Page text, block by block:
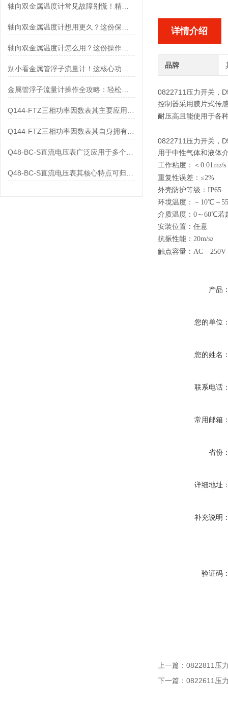
轴向双金属温度计常见故障别慌！精准定位，轻松搞定难题
轴向双金属温度计怎么用？这份操作指南，新手也能快速拿捏！
金属管浮子流量计操作全攻略：轻松拿捏，精准掌控每一步！
Q144-FTZ三相功率因数表其自身拥有怎样的功能呢？
详情介绍
品牌
0822711压力开关，
控制器采用膜片式传
耐压高且能使用于各
0822711压力开关，
用于中性气体和液体
工作粘度：＜0.01m2/s
重复性误差：≤2%
外壳防护等级：IP65
环境温度：－10℃ ～
介质温度：0～60℃若
安装位置：任意
抗振性能：20m/s2
触点容量：AC
产品
您的单位
您的姓名
联系电话
常用邮箱
省份
详细地址
补充说明
验证码
上一篇： 0822811压
下一篇： 0822611压